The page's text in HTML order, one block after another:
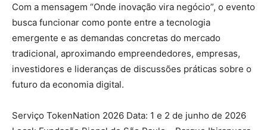
Com a mensagem “Onde inovação vira negócio”, o evento
busca funcionar como ponte entre a tecnologia
emergente e as demandas concretas do mercado
tradicional, aproximando empreendedores, empresas,
investidores e lideranças de discussões práticas sobre o
futuro da economia digital.
Serviço TokenNation 2026 Data: 1 e 2 de junho de 2026